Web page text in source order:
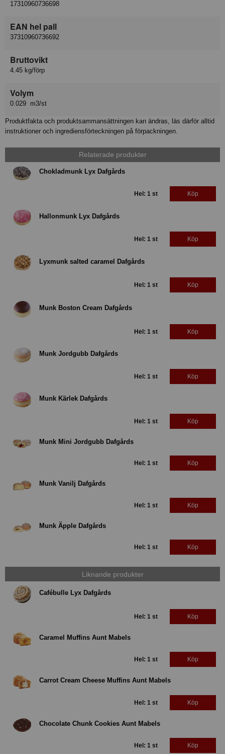
17310960736698
EAN hel pall
37310960736692
Bruttovikt
4.45 kg/förp
Volym
0.029 m3/st
Produktfakta och produktsammansättningen kan ändras, läs därför alltid
instruktioner och ingrediensförteckningen på förpackningen.
Relaterade produkter
Chokladmunk Lyx Dafgårds
Hel: 1 st Köp
Hallonmunk Lyx Dafgårds
Hel: 1 st Köp
Lyxmunk salted caramel Dafgårds
Hel: 1 st Köp
Munk Boston Cream Dafgårds
Hel: 1 st Köp
Munk Jordgubb Dafgårds
Hel: 1 st Köp
Munk Kärlek Dafgårds
Hel: 1 st Köp
Munk Mini Jordgubb Dafgårds
Hel: 1 st Köp
Munk Vanilj Dafgårds
Hel: 1 st Köp
Munk Äpple Dafgårds
Hel: 1 st Köp
Liknande produkter
Cafébulle Lyx Dafgårds
Hel: 1 st Köp
Caramel Muffins Aunt Mabels
Hel: 1 st Köp
Carrot Cream Cheese Muffins Aunt Mabels
Hel: 1 st Köp
Chocolate Chunk Cookies Aunt Mabels
Hel: 1 st Köp